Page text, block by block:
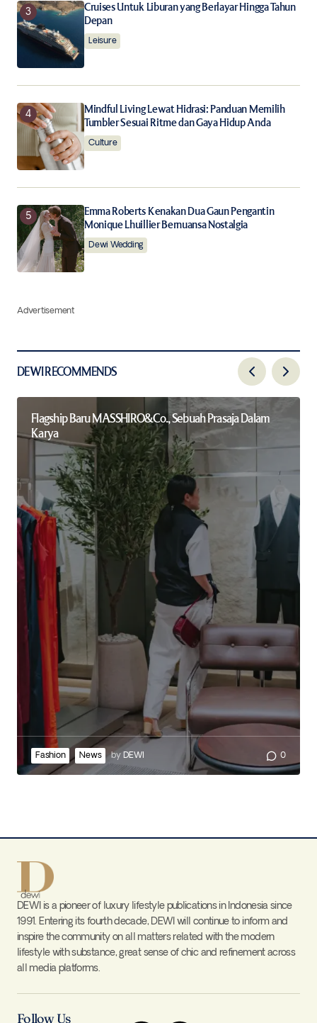
Cruises Untuk Liburan yang Berlayar Hingga Tahun
Depan
Leisure
Mindful Living Lewat Hidrasi: Panduan Memilih
Tumbler Sesuai Ritme dan Gaya Hidup Anda
Culture
Emma Roberts Kenakan Dua Gaun Pengantin
Monique Lhuillier Bernuansa Nostalgia
Dewi Wedding
Advertisement
DEWI RECOMMENDS
Flagship Baru MASSHIRO&Co., Sebuah Prasaja Dalam
Karya
Fashion News by DEWI 0
DEWI is a pioneer of luxury lifestyle publications in Indonesia since
1991. Entering its fourth decade, DEWI will continue to inform and
inspire the community on all matters related with the modern
lifestyle with substance, great sense of chic and refinement across
all media platforms.
Follow Us